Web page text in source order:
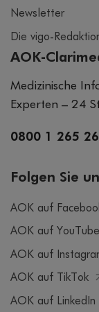
Newsletter
Die vigo-
AOK-
Medizinische
Experten – 24
0800 1 265
Folgen Sie
AOK auf
AOK auf YouTube
AOK auf
AOK auf TikTok
AOK auf LinkedIn